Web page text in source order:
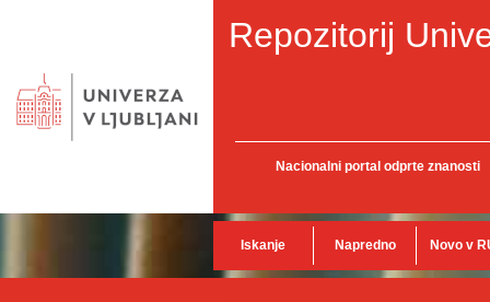
Repozitorij
Nacionalni portal odprte znanosti
Iskanje Napredno Novo v